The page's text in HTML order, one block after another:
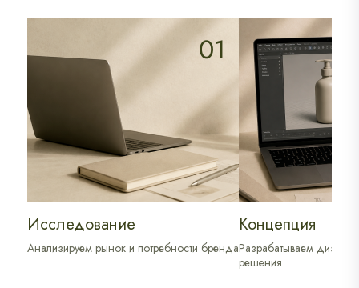
Исследование
Анализируем рынок и потребности бренда
Концепция
Разрабатываем дизайн
решения